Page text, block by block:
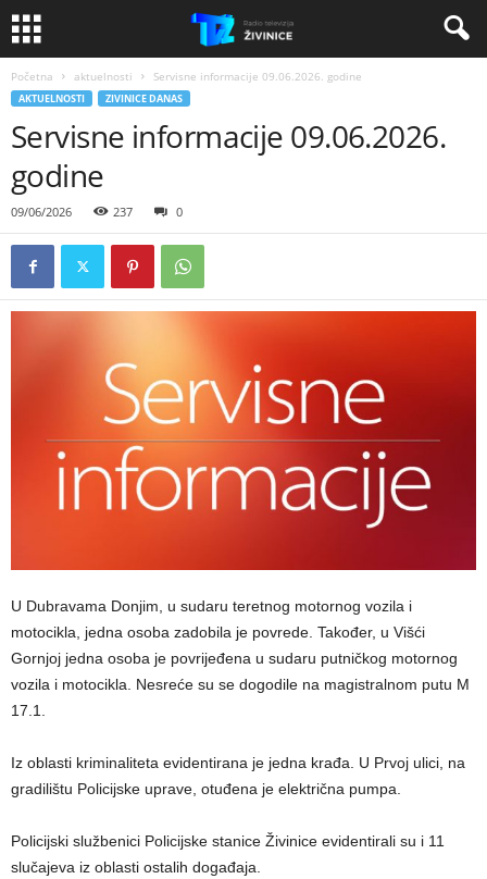
Početna aktuelnosti Servisne informacije 09.06.2026. godine
AKTUELNOSTI ZIVINICE DANAS
Servisne informacije 09.06.2026.
godine
09/06/2026 237 0
U Dubravama Donjim, u sudaru teretnog motornog vozila i
motocikla, jedna osoba zadobila je povrede. Također, u Višći
Gornjoj jedna osoba je povrijeđena u sudaru putničkog motornog
vozila i motocikla. Nesreće su se dogodile na magistralnom putu M
17.1.
Iz oblasti kriminaliteta evidentirana je jedna krađa. U Prvoj ulici, na
gradilištu Policijske uprave, otuđena je električna pumpa.
Policijski službenici Policijske stanice Živinice evidentirali su i 11
slučajeva iz oblasti ostalih događaja.